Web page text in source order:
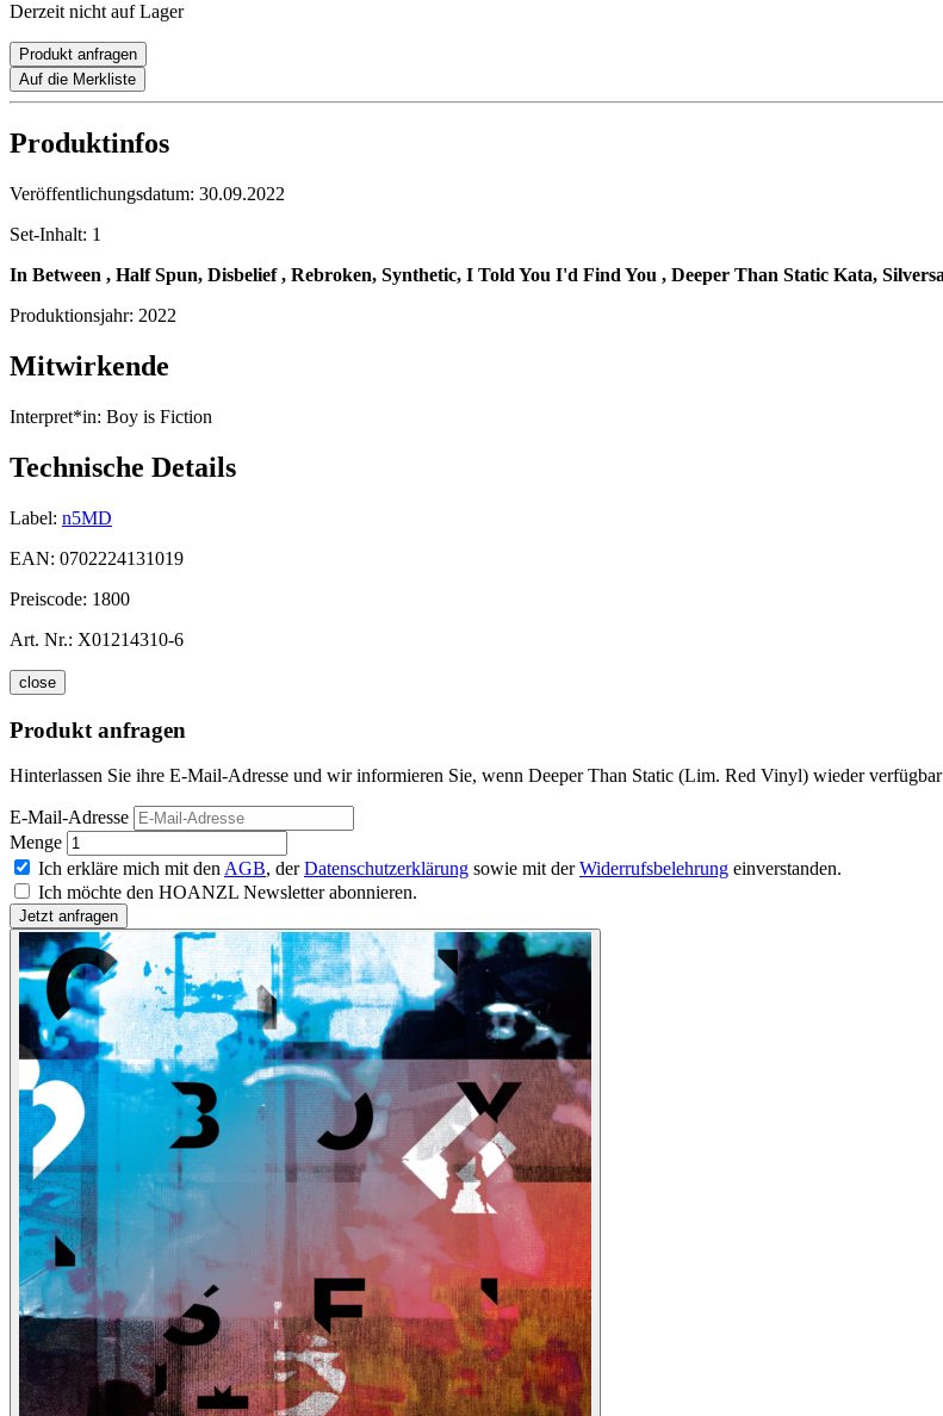
Derzeit nicht auf Lager
Produkt anfragen
Auf die Merkliste
Produktinfos
Veröffentlichungsdatum: 30.09.2022
Set-Inhalt: 1
In Between , Half Spun, Disbelief , Rebroken, Synthetic, I Told You I'd Find You , Deeper Than Static Kata,
Produktionsjahr: 2022
Mitwirkende
Interpret*in: Boy is Fiction
Technische Details
Label: n5MD
EAN: 0702224131019
Preiscode: 1800
Art. Nr.: X01214310-6
close
Produkt anfragen
Hinterlassen Sie ihre E-Mail-Adresse und wir informieren Sie, wenn Deeper Than Static (Lim. Red Vinyl) wieder
E-Mail-Adresse
Menge
Ich erkläre mich mit den AGB, derDatenschutzerklärung sowie mit derWiderrufsbelehrung einverstanden.
Ich möchte den HOANZL Newsletter abonnieren.